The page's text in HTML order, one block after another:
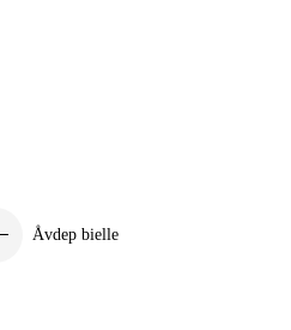
Åvdep bielle